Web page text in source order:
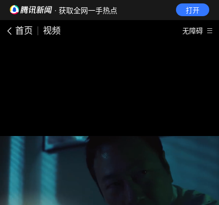
· 获取全网一手热点 打开
首页 视频 无障碍